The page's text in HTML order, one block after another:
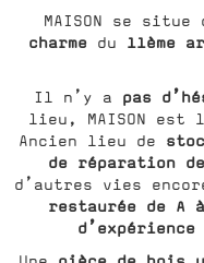
MAISON se
charme du 11ème
Il n’y a pas
lieu, MAISON est
Ancien lieu de
de réparation
d’autres vies
restaurée de A